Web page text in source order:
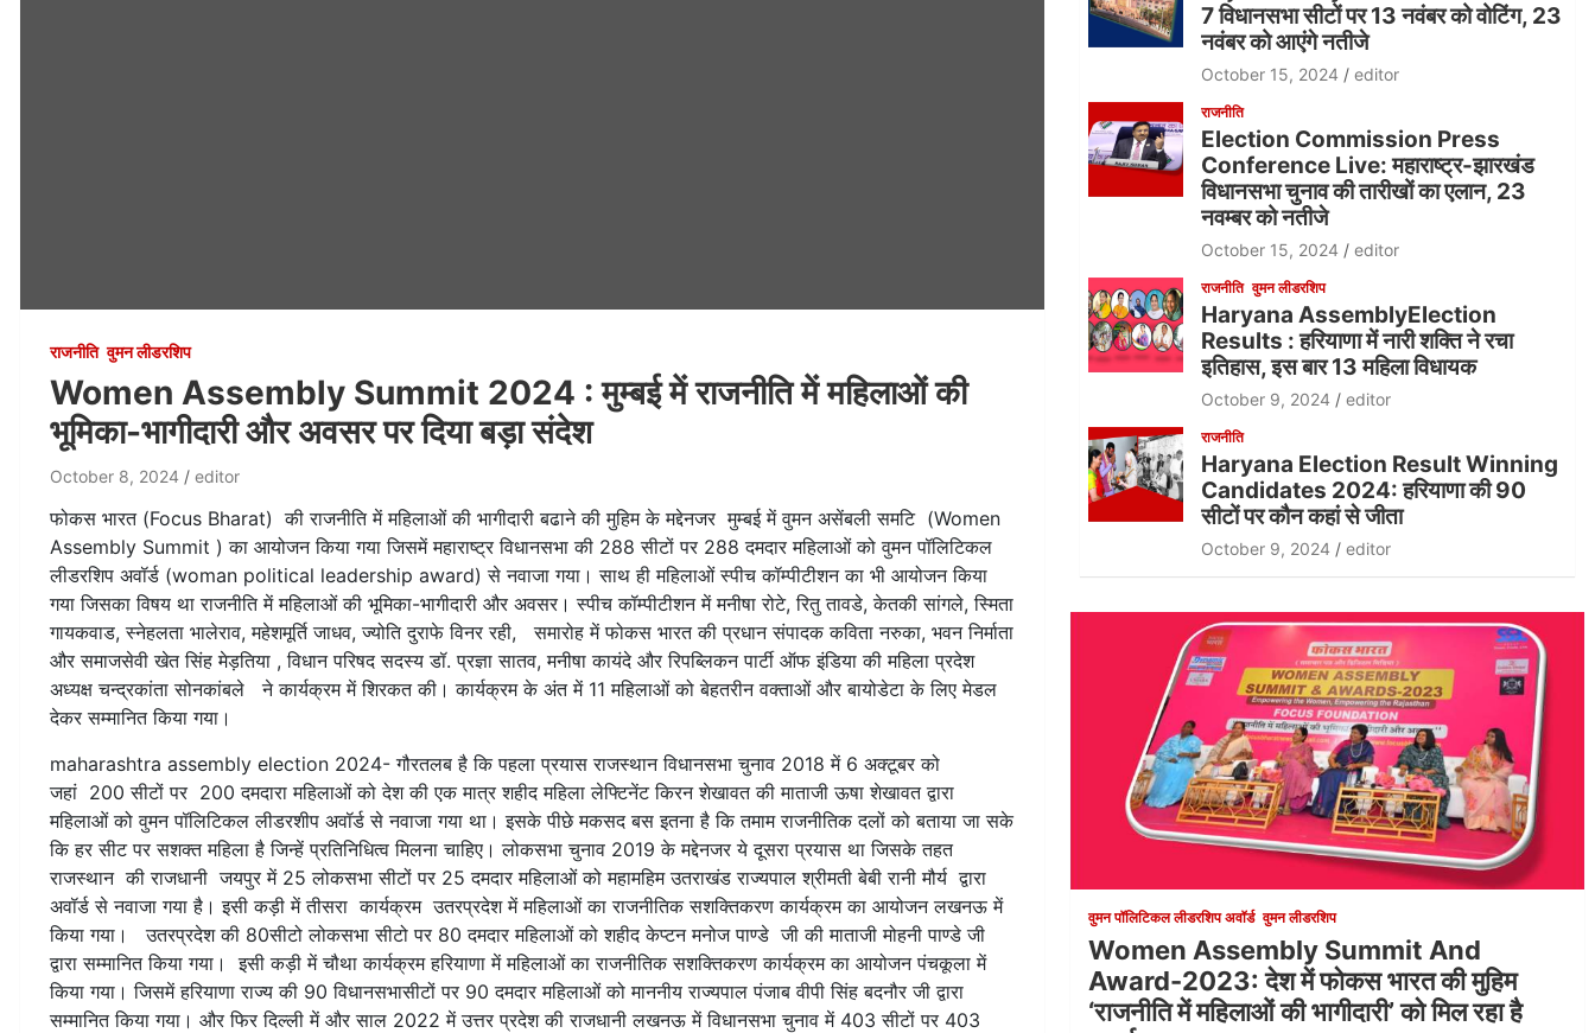
राजनीति वुमन लीडरशिप
Women Assembly Summit 2024 : मुम्बई में राजनीति में महिलाओं की
भूमिका-भागीदारी और अवसर पर दिया बड़ा संदेश
October 8, 2024 editor
फोकस भारत (Focus Bharat) की राजनीति में महिलाओं की भागीदारी बढाने की मुहिम के मद्देनजर मुम्बई में वुमन असेंबली समटि (Women
Assembly Summit ) का आयोजन किया गया जिसमें महाराष्ट्र विधानसभा की 288 सीटों पर 288 दमदार महिलाओं को वुमन पॉलिटिकल
लीडरशिप अवॉर्ड (woman political leadership award) से नवाजा गया। साथ ही महिलाओं स्पीच कॉम्पीटीशन का भी आयोजन किया
गया जिसका विषय था राजनीति में महिलाओं की भूमिका-भागीदारी और अवसर। स्पीच कॉम्पीटीशन में मनीषा रोटे, रितु तावडे, केतकी सांगले, स्मिता
गायकवाड, स्नेहलता भालेराव, महेशमूर्ति जाधव, ज्योति दुराफे विनर रही, समारोह में फोकस भारत की प्रधान संपादक कविता नरुका, भवन निर्माता
और समाजसेवी खेत सिंह मेड़तिया , विधान परिषद सदस्य डॉ. प्रज्ञा सातव, मनीषा कायंदे और रिपब्लिकन पार्टी ऑफ इंडिया की महिला प्रदेश
अध्यक्ष चन्द्रकांता सोनकांबले ने कार्यक्रम में शिरकत की। कार्यक्रम के अंत में 11 महिलाओं को बेहतरीन वक्ताओं और बायोडेटा के लिए मेडल
देकर सम्मानित किया गया।
maharashtra assembly election 2024- गौरतलब है कि पहला प्रयास राजस्थान विधानसभा चुनाव 2018 में 6 अक्टूबर को
जहां 200 सीटों पर 200 दमदारा महिलाओं को देश की एक मात्र शहीद महिला लेफ्टिनेंट किरन शेखावत की माताजी ऊषा शेखावत द्वारा
महिलाओं को वुमन पॉलिटिकल लीडरशीप अवॉर्ड से नवाजा गया था। इसके पीछे मकसद बस इतना है कि तमाम राजनीतिक दलों को बताया जा सके
कि हर सीट पर सशक्त महिला है जिन्हें प्रतिनिधित्व मिलना चाहिए। लोकसभा चुनाव 2019 के मद्देनजर ये दूसरा प्रयास था जिसके तहत
राजस्थान की राजधानी जयपुर में 25 लोकसभा सीटों पर 25 दमदार महिलाओं को महामहिम उतराखंड राज्यपाल श्रीमती बेबी रानी मौर्य द्वारा
अवॉर्ड से नवाजा गया है। इसी कड़ी में तीसरा कार्यक्रम उतरप्रदेश में महिलाओं का राजनीतिक सशक्तिकरण कार्यक्रम का आयोजन लखनऊ में
किया गया। उतरप्रदेश की 80सीटो लोकसभा सीटो पर 80 दमदार महिलाओं को शहीद केप्टन मनोज पाण्डे जी की माताजी मोहनी पाण्डे जी
द्वारा सम्मानित किया गया। इसी कड़ी में चौथा कार्यक्रम हरियाणा में महिलाओं का राजनीतिक सशक्तिकरण कार्यक्रम का आयोजन पंचकूला में
किया गया। जिसमें हरियाणा राज्य की 90 विधानसभासीटों पर 90 दमदार महिलाओं को माननीय राज्यपाल पंजाब वीपी सिंह बदनौर जी द्वारा
सम्मानित किया गया। और फिर दिल्ली में और साल 2022 में उत्तर प्रदेश की राजधानी लखनऊ में विधानसभा चुनाव में 403 सीटों पर 403
7 विधानसभा सीटों पर 13 नवंबर को वोटिंग, 23
नवंबर को आएंगे नतीजे
October 15, 2024 editor
राजनीति
Election Commission Press
Conference Live: महाराष्ट्र-झारखंड
विधानसभा चुनाव की तारीखों का एलान, 23
नवम्बर को नतीजे
October 15, 2024 editor
राजनीति वुमन लीडरशिप
Haryana AssemblyElection
Results : हरियाणा में नारी शक्ति ने रचा
इतिहास, इस बार 13 महिला विधायक
October 9, 2024 editor
राजनीति
Haryana Election Result Winning
Candidates 2024: हरियाणा की 90
सीटों पर कौन कहां से जीता
October 9, 2024 editor
वुमन पॉलिटिकल लीडरशिप अवॉर्ड वुमन लीडरशिप
Women Assembly Summit And
Award-2023: देश में फोकस भारत की मुहिम
‘राजनीति में महिलाओं की भागीदारी’ को मिल रहा है